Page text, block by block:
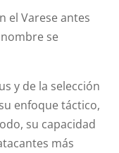
el Varese antes
se
y de la selección
enfoque táctico,
su capacidad
más